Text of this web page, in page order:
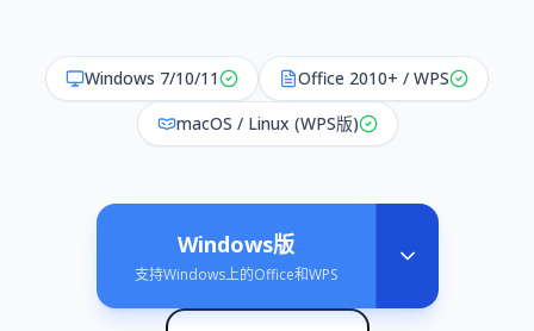
Windows 7/10/11
Office 2010+ / WPS
macOS / Linux (WPS版)
Windows版
支持Windows上的Office和WPS